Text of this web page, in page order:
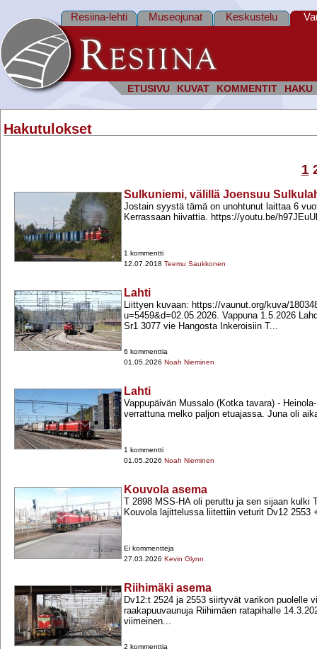
ETUSIVU KUVAT KOMMENTIT HAKU
Resiina-lehti Museojunat Keskustelu
Hakutulokset
1
Sulkuniemi, välillä Joensuu
Jostain syystä tämä on unohtunut laittaa 6
Kerrassaan hiivattia. https://youtu.be/
1 kommentti
12.07.2018 Teemu Saukkonen
Lahti
Liittyen kuvaan: https://vaunut.org/kuva/
u=5459&d=02.05.2026. Vappuna 1.5.2026
Sr1 3077 vie Hangosta Inkeroisiin T...
6 kommenttia
01.05.2026 Noah Nieminen
Lahti
Vappupäivän Mussalo (Kotka tavara) -​
verrattuna melko paljon etuajassa. Juna oli
1 kommentti
01.05.2026 Noah Nieminen
Kouvola asema
T 2898 MSS-​HA oli peruttu ja sen sijaan kulki
Kouvola lajittelussa liitettiin veturit Dv12 2553
Ei kommentteja
27.03.2026 Kevin Glynn
Riihimäki asema
Dv12:t 2524 ja 2553 siirtyvät varikon puolelle
raakapuuvaunuja Riihimäen ratapihalle
viimeinen...
2 kommenttia